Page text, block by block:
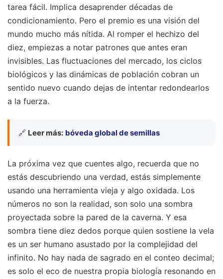
tarea fácil. Implica desaprender décadas de
condicionamiento. Pero el premio es una visión del
mundo mucho más nítida. Al romper el hechizo del
diez, empiezas a notar patrones que antes eran
invisibles. Las fluctuaciones del mercado, los ciclos
biológicos y las dinámicas de población cobran un
sentido nuevo cuando dejas de intentar redondearlos
a la fuerza.
🔗 Leer más: bóveda global de semillas
La próxima vez que cuentes algo, recuerda que no
estás descubriendo una verdad, estás simplemente
usando una herramienta vieja y algo oxidada. Los
números no son la realidad, son solo una sombra
proyectada sobre la pared de la caverna. Y esa
sombra tiene diez dedos porque quien sostiene la vela
es un ser humano asustado por la complejidad del
infinito. No hay nada de sagrado en el conteo decimal;
es solo el eco de nuestra propia biología resonando en